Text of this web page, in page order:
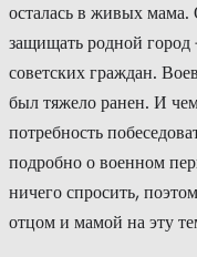
осталась в живых
защищать родной
советских граждан.
был тяжело ранен. И
потребность
подробно о военном
ничего спросить,
отцом и мамой на эту